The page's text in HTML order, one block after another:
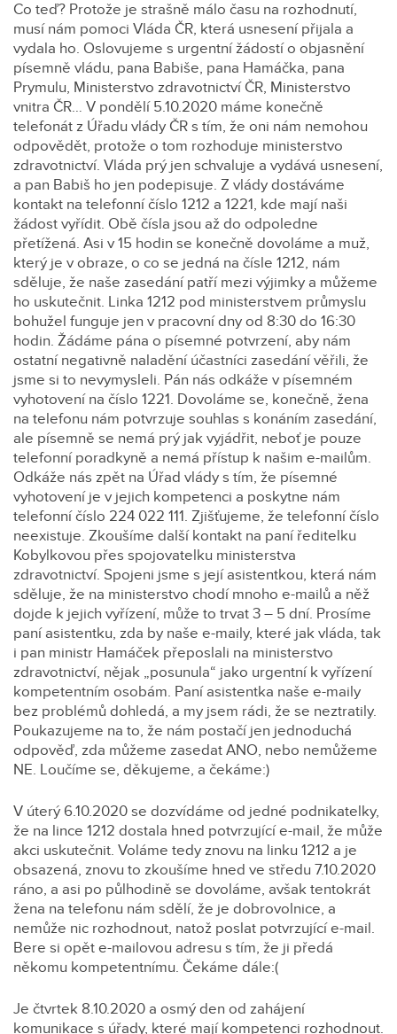
Co teď? Protože je strašně málo času na rozhodnutí,
musí nám pomoci Vláda ČR, která usnesení přijala a
vydala ho. Oslovujeme s urgentní žádostí o objasnění
písemně vládu, pana Babiše, pana Hamáčka, pana
Prymulu, Ministerstvo zdravotnictví ČR, Ministerstvo
vnitra ČR… V pondělí 5.10.2020 máme konečně
telefonát z Úřadu vlády ČR s tím, že oni nám nemohou
odpovědět, protože o tom rozhoduje ministerstvo
zdravotnictví. Vláda prý jen schvaluje a vydává usnesení,
a pan Babiš ho jen podepisuje. Z vlády dostáváme
kontakt na telefonní číslo 1212 a 1221, kde mají naši
žádost vyřídit. Obě čísla jsou až do odpoledne
přetížená. Asi v 15 hodin se konečně dovoláme a muž,
který je v obraze, o co se jedná na čísle 1212, nám
sděluje, že naše zasedání patří mezi výjimky a můžeme
ho uskutečnit. Linka 1212 pod ministerstvem průmyslu
bohužel funguje jen v pracovní dny od 8:30 do 16:30
hodin. Žádáme pána o písemné potvrzení, aby nám
ostatní negativně naladění účastníci zasedání věřili, že
jsme si to nevymysleli. Pán nás odkáže v písemném
vyhotovení na číslo 1221. Dovoláme se, konečně, žena
na telefonu nám potvrzuje souhlas s konáním zasedání,
ale písemně se nemá prý jak vyjádřit, neboť je pouze
telefonní poradkyně a nemá přístup k našim e-mailům.
Odkáže nás zpět na Úřad vlády s tím, že písemné
vyhotovení je v jejich kompetenci a poskytne nám
telefonní číslo 224 022 111. Zjišťujeme, že telefonní číslo
neexistuje. Zkoušíme další kontakt na paní ředitelku
Kobylkovou přes spojovatelku ministerstva
zdravotnictví. Spojeni jsme s její asistentkou, která nám
sděluje, že na ministerstvo chodí mnoho e-mailů a něž
dojde k jejich vyřízení, může to trvat 3 – 5 dní. Prosíme
paní asistentku, zda by naše e-maily, které jak vláda, tak
i pan ministr Hamáček přeposlali na ministerstvo
zdravotnictví, nějak „posunula“ jako urgentní k vyřízení
kompetentním osobám. Paní asistentka naše e-maily
bez problémů dohledá, a my jsem rádi, že se neztratily.
Poukazujeme na to, že nám postačí jen jednoduchá
odpověď, zda můžeme zasedat ANO, nebo nemůžeme
NE. Loučíme se, děkujeme, a čekáme:)
V úterý 6.10.2020 se dozvídáme od jedné podnikatelky,
že na lince 1212 dostala hned potvrzující e-mail, že může
akci uskutečnit. Voláme tedy znovu na linku 1212 a je
obsazená, znovu to zkoušíme hned ve středu 7.10.2020
ráno, a asi po půlhodině se dovoláme, avšak tentokrát
žena na telefonu nám sdělí, že je dobrovolnice, a
nemůže nic rozhodnout, natož poslat potvrzující e-mail.
Bere si opět e-mailovou adresu s tím, že ji předá
někomu kompetentnímu. Čekáme dále:(
Je čtvrtek 8.10.2020 a osmý den od zahájení
komunikace s úřady, které mají kompetenci rozhodnout.